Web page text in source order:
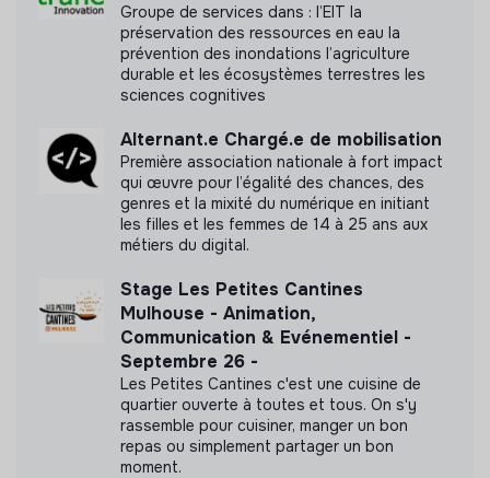
Groupe de services dans : l’EIT la
préservation des ressources en eau la
prévention des inondations l’agriculture
durable et les écosystèmes terrestres les
sciences cognitives
Alternant.e Chargé.e de mobilisation
Première association nationale à fort impact
qui œuvre pour l’égalité des chances, des
genres et la mixité du numérique en initiant
les filles et les femmes de 14 à 25 ans aux
métiers du digital.
Stage Les Petites Cantines
Mulhouse - Animation,
Communication & Evénementiel -
Septembre 26 -
Les Petites Cantines c'est une cuisine de
quartier ouverte à toutes et tous. On s'y
rassemble pour cuisiner, manger un bon
repas ou simplement partager un bon
moment.